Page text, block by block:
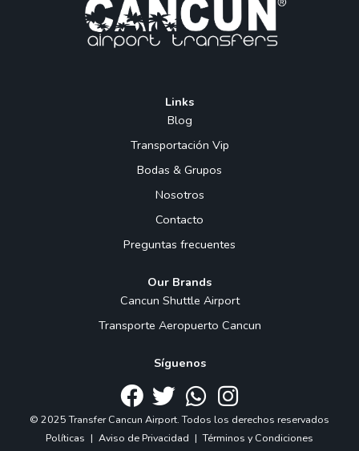
Links
Blog
Transportación Vip
Bodas & Grupos
Nosotros
Contacto
Preguntas frecuentes
Our Brands
Cancun Shuttle Airport
Transporte Aeropuerto Cancun
Síguenos
© 2025 Transfer Cancun Airport. Todos los derechos reservados
Políticas | Aviso de Privacidad | Términos y Condiciones